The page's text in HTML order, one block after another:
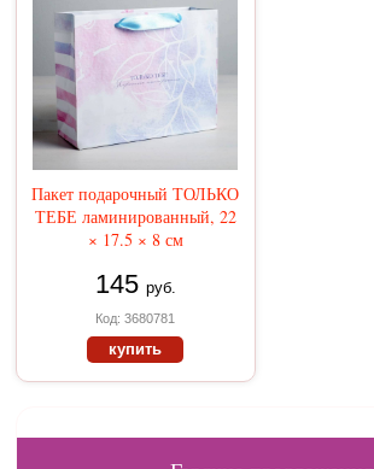
Пакет подарочный ТОЛЬКО
ТЕБЕ ламинированный, 22
× 17.5 × 8 см
145 руб.
Код: 3680781
купить